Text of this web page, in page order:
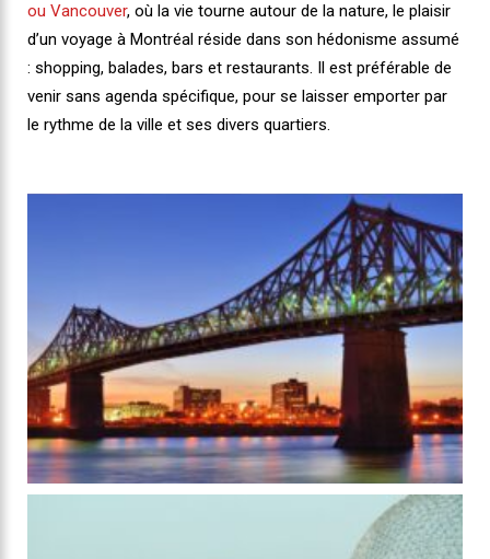
ou Vancouver, où la vie tourne autour de la nature, le plaisir
d’un voyage à Montréal réside dans son hédonisme assumé
: shopping, balades, bars et restaurants. Il est préférable de
venir sans agenda spécifique, pour se laisser emporter par
le rythme de la ville et ses divers quartiers.